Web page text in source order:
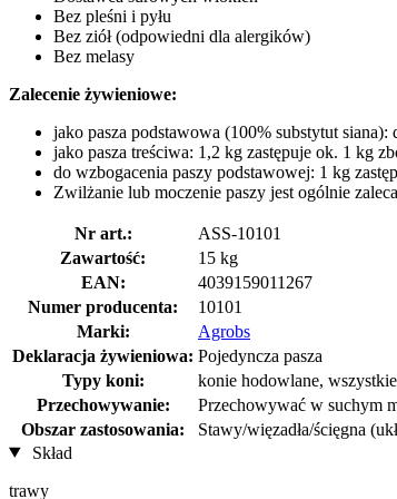
Bez pleśni i pyłu
Bez ziół (odpowiedni dla alergików)
Bez melasy
Zalecenie żywieniowe:
jako pasza podstawowa (100% substytut
jako pasza treściwa: 1,2 kg zastępuje ok. 1 kg
do wzbogacenia paszy podstawowej: 1 kg
Zwilżanie lub moczenie paszy jest ogólnie
Nr art.:
ASS-10101
Zawartość:
15 kg
EAN:
4039159011267
Numer producenta:
10101
Marki:
Agrobs
Deklaracja żywieniowa: Pojedyncza pasza
Typy koni:
konie hodowlane,
Przechowywanie:
Przechowywać w suchym
Obszar zastosowania:
Stawy/więzadła/ścięgna
Skład
trawy